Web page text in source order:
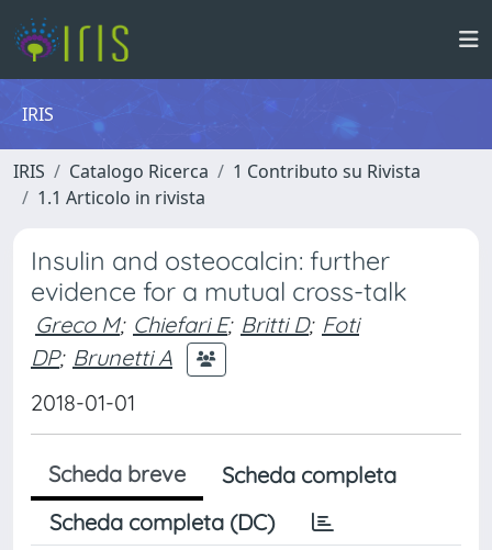
IRIS
IRIS Catalogo Ricerca
1 Contributo su Rivista
1.1 Articolo in rivista
Insulin and osteocalcin: further
evidence for a mutual cross-talk
Greco M; Chiefari E; Britti D; Foti
DP; Brunetti A
2018-01-01
Scheda breve
Scheda completa
Scheda completa (DC)